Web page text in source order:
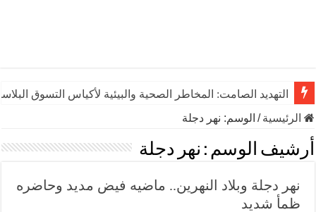
التهديد الصامت: المخاطر الصحية والبيئية لأكياس التسوق
الرئيسية/ الوسم: نهر دجلة
أرشيف الوسم : نهر دجلة
نهر دجلة وبلاد النهرين.. ماضيه فيض مديد وحاضره
ظمأ شديد